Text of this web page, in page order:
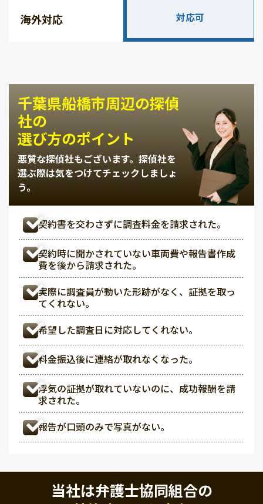
海外対応 対応可
千葉県船橋市周辺の探偵
社の
選び方のポイント
悪質な探偵社もございます。 探偵社を
選ぶ際は気をつけてチェックしましょ
う。
契約書を交わさずに調査料金を請求された。
契約時に聞かされていない車両費や報告書作成
費を後から請求された。
実際に調査員が動いた形跡がなく、証拠を取っ
てくれない。
希望した調査日に対応してくれない。
料金振込後に連絡が取れなくなった。
浮気の証拠が取れていないのに、成功報酬を請
求された。
報告が口頭のみで写真がない。
当社は弁護士協同組合の